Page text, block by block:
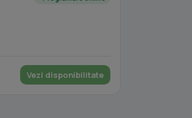
Vezi disponibilitate